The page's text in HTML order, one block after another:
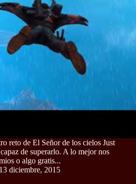
reto de El Señor de los cielos Just
de superarlo. A lo mejor nos
o algo gratis...
13 diciembre, 2015